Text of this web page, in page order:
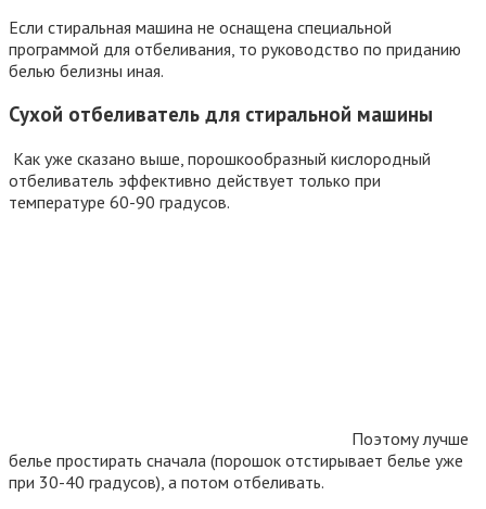
Если стиральная машина не оснащена специальной
программой для отбеливания, то руководство по приданию
белью белизны иная.
Сухой отбеливатель для стиральной машины
Как уже сказано выше, порошкообразный кислородный
отбеливатель эффективно действует только при
температуре 60-90 градусов.
Поэтому лучше
белье простирать сначала (порошок отстирывает белье уже
при 30-40 градусов), а потом отбеливать.